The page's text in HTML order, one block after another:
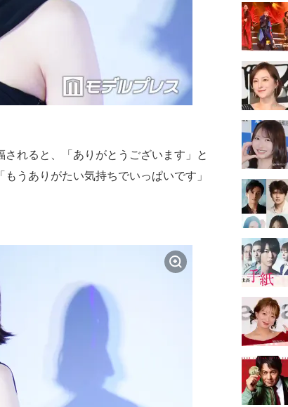
れると、「ありがとうございます」と
うありがたい気持ちでいっぱいです」